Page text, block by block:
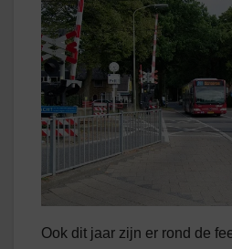
Ook dit jaar zijn er rond de